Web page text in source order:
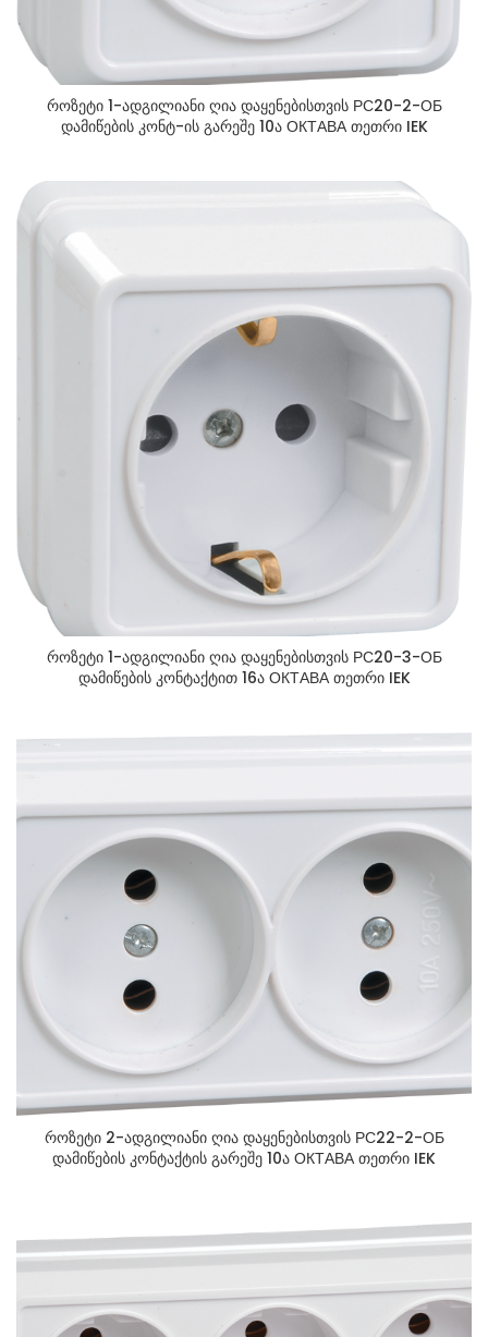
როზეტი 1-ადგილიანი ღია დაყენებისთვის РС20-2-ОБ
დამიწების კონტ-ის გარეშე 10ა ОКТАВА თეთრი IEK
როზეტი 1-ადგილიანი ღია დაყენებისთვის РС20-3-ОБ
დამიწების კონტაქტით 16ა ОКТАВА თეთრი IEK
როზეტი 2-ადგილიანი ღია დაყენებისთვის РС22-2-ОБ
დამიწების კონტაქტის გარეშე 10ა ОКТАВА თეთრი IEK